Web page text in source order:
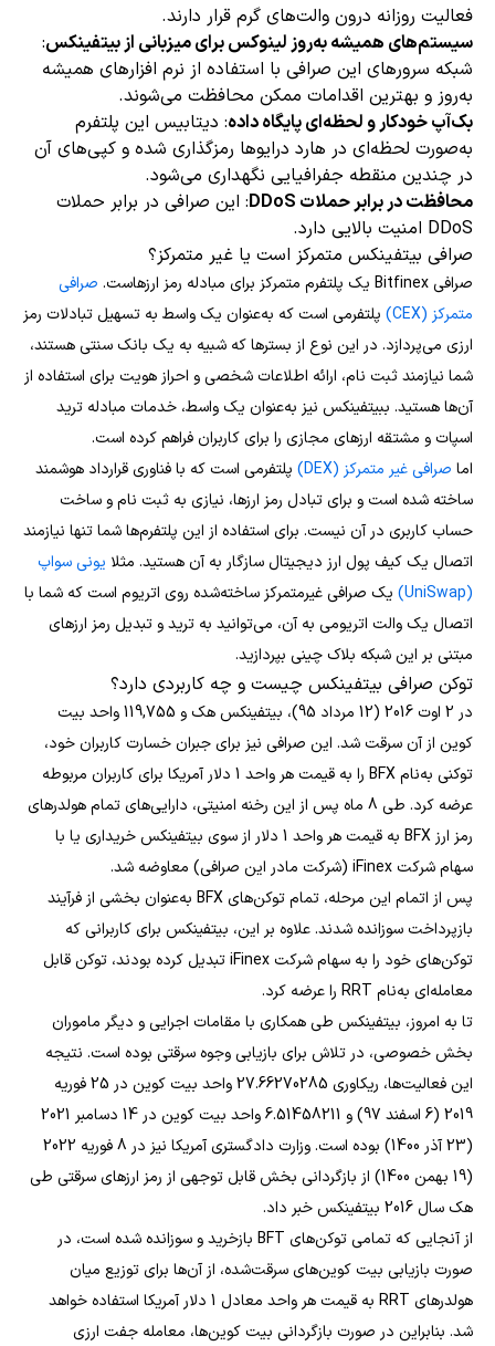
فعالیت روزانه درون والت‌های گرم قرار دارند.
سیستم‌های همیشه به‌روز لینوکس برای میزبانی از بیتفینکس:
شبکه سرورهای این صرافی با استفاده از نرم افزارهای همیشه
به‌روز و بهترین اقدامات ممکن محافظت می‌شوند.
بک‌آپ خودکار و لحظه‌ای پایگاه داده: دیتابیس این پلتفرم
به‌صورت لحظه‌ای در هارد درایو‌ها رمزگذاری شده و کپی‌های آن
در چندین منقطه جفرافیایی نگهداری می‌شود.
محافظت در برابر حملات DDoS
: این صرافی در برابر حملات
DDoS امنیت بالایی دارد.
صرافی بیتفینکس متمرکز است یا غیر متمرکز؟
صرافی Bitfinex یک پلتفرم متمرکز برای مبادله رمز ارزهاست.
صرافی
متمرکز (CEX)
پلتفرمی است که به‌عنوان یک واسط به تسهیل تبادلات رمز
ارزی می‌پردازد. در این نوع از بسترها که شبیه به یک بانک سنتی هستند،
شما نیازمند ثبت نام، ارائه اطلاعات شخصی و احراز هویت برای استفاده از
آن‌ها هستید. ببیتفینکس نیز به‌عنوان یک واسط، خدمات مبادله ترید
اسپات و مشتقه ارزهای مجازی را برای کاربران فراهم کرده است.
اما صرافی غیر متمرکز (DEX)
پلتفرمی است که با فناوری قرارداد هوشمند
ساخته شده است و برای تبادل رمز ارزها، نیازی به ثبت نام و ساخت
حساب کاربری در آن نیست. برای استفاده از این پلتفرم‌ها شما تنها نیازمند
اتصال یک کیف پول ارز دیجیتال سازگار به آن هستید. مثلا یونی سواپ
(UniSwap)
یک صرافی غیرمتمرکز ساخته‌شده روی اتریوم است که شما با
اتصال یک والت اتریومی به آن، می‌توانید به ترید و تبدیل رمز ارزهای
مبتنی بر این شبکه بلاک چینی بپردازید.
توکن صرافی بیتفینکس چیست و چه کاربردی دارد؟
در 2 اوت 2016 (12 مرداد 95)، بیتفینکس هک و 119,755 واحد بیت
کوین از آن سرقت شد. این صرافی نیز برای جبران خسارت کاربران خود،
توکنی به‌نام BFX را به قیمت هر واحد 1 دلار آمریکا برای کاربران مربوطه
عرضه کرد. طی 8 ماه پس از این رخنه امنیتی، دارایی‌های تمام هولدرهای
رمز ارز BFX به قیمت هر واحد 1 دلار از سوی بیتفینکس خریداری یا با
سهام شرکت iFinex (شرکت مادر این صرافی) معاوضه شد.
پس از اتمام این مرحله، تمام توکن‌های BFX به‌عنوان بخشی از فرآیند
بازپرداخت سوزانده شدند. علاوه بر این، بیتفینکس برای کاربرانی که
توکن‌های خود را به سهام شرکت iFinex تبدیل کرده بودند، توکن قابل
معامله‌ای به‌نام RRT را عرضه کرد.
تا به امروز، بیتفینکس طی همکاری با مقامات اجرایی و دیگر ماموران
بخش خصوصی، در تلاش برای بازیابی وجوه سرقتی بوده است. نتیجه
این فعالیت‌ها، ریکاوری 27.66270285 واحد بیت کوین در 25 فوریه
2019 (6 اسفند 97) و 6.51458211 واحد بیت کوین در 14 دسامبر 2021
(23 آذر 1400) بوده است. وزارت دادگستری آمریکا نیز در 8 فوریه 2022
(19 بهمن 1400) از بازگردانی بخش قابل توجهی از رمز ارزهای سرقتی طی
هک سال 2016 بیتفینکس خبر داد.
از آنجایی که تمامی توکن‌های BFT بازخرید و سوزانده شده است، در
صورت بازیابی بیت کوین‌های سرقت‌شده، از آن‌ها برای توزیع میان
هولدرهای RRT به قیمت هر واحد معادل 1 دلار آمریکا استفاده خواهد
شد. بنابراین در صورت بازگردانی بیت کوین‌ها، معامله جفت ارزی